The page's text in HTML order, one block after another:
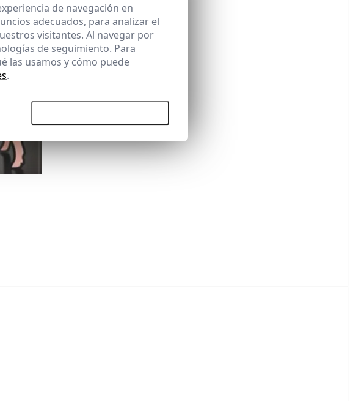
de navegación en
adecuados, para analizar el
visitantes. Al navegar por
de seguimiento. Para
las usamos y cómo puede
.